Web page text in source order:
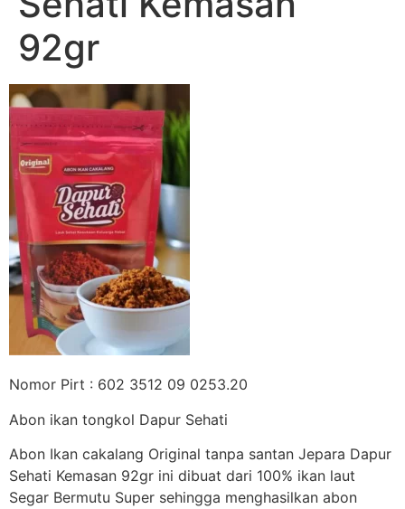
92gr
Nomor Pirt : 602 3512 09 0253.20
Abon ikan tongkol Dapur Sehati
Abon Ikan cakalang Original tanpa santan Jepara Dapur
Sehati Kemasan 92gr ini dibuat dari 100% ikan laut
Segar Bermutu Super sehingga menghasilkan abon